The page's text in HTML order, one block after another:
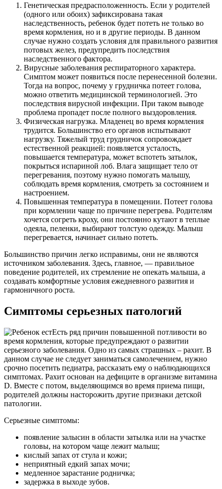
Генетическая предрасположенность. Если у родителей
(одного или обоих) зафиксирована такая
наследственность, ребенок будет потеть не только во
время кормления, но и в другие периоды. В данном
случае нужно создать условия для правильного развития
потовых желез, предупредить последствия
наследственного фактора.
Вирусные заболевания респираторного характера.
Симптом может появиться после перенесенной болезни.
Тогда на вопрос, почему у грудничка потеет голова,
можно ответить медицинской терминологией. Это
последствия вирусной инфекции. При таком выводе
проблема пропадет после полного выздоровления.
Физическая нагрузка. Младенец во время кормления
трудится. Большинство его органов испытывают
нагрузку. Тяжелый труд грудничок сопровождает
естественной реакцией: появляется усталость,
повышается температура, может вспотеть затылок,
покрыться испариной лоб. Влага защищает тело от
перегревания, поэтому нужно помогать малышу,
соблюдать время кормления, смотреть за состоянием и
настроением.
Повышенная температура в помещении. Потеет голова
при кормлении чаще по причине перегрева. Родителям
хочется согреть кроху, они постоянно кутают в теплые
одеяла, пеленки, выбирают толстую одежду. Малыш
перегревается, начинает сильно потеть.
Большинство причин легко исправимы, они не являются
источником заболевания. Здесь, главное, — правильное
поведение родителей, их стремление не опекать малыша, а
создавать комфортные условия ежедневного развития и
гармоничного роста.
Симптомы серьезных патологий
Есть ряд причин повышенной потливости во
время кормления, которые предупреждают о развитии
серьезного заболевания. Одно из самых страшных – рахит. В
данном случае не следует заниматься самолечением, нужно
срочно посетить педиатра, рассказать ему о наблюдающихся
симптомах. Рахит основан на дефиците в организме витамина
D. Вместе с потом, выделяющимся во время приема пищи,
родителей должны насторожить другие признаки детской
патологии.
Серьезные симптомы:
появление залысин в области затылка или на участке
головы, на котором чаще лежит малыш;
кислый запах от стула и кожи;
неприятный едкий запах мочи;
медленное зарастание родничка;
задержка в выходе зубов.